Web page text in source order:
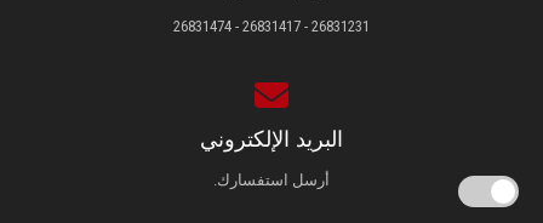
26831231 - 26831417 - 26831474
البريد الإلكتروني
أرسل استفسارك.